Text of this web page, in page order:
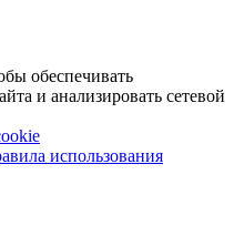
обеспечивать
и анализировать сетевой
использования